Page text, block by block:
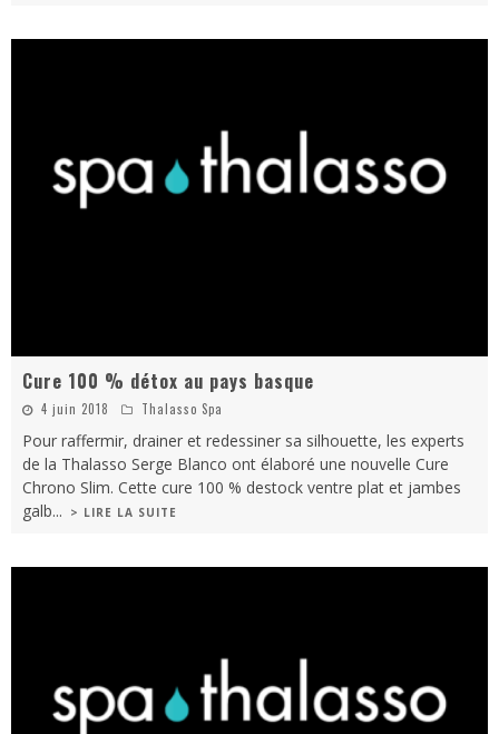
Cure 100 % détox au pays basque
4 juin 2018 Thalasso Spa
Pour raffermir, drainer et redessiner sa silhouette, les experts
de la Thalasso Serge Blanco ont élaboré une nouvelle Cure
Chrono Slim. Cette cure 100 % destock ventre plat et jambes
galb... > LIRE LA SUITE